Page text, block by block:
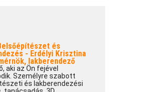
és
- Erdélyi Krisztina
lakberendező
aki az Ön fejével
Személyre szabott
és lakberendezési